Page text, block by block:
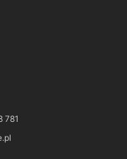
781